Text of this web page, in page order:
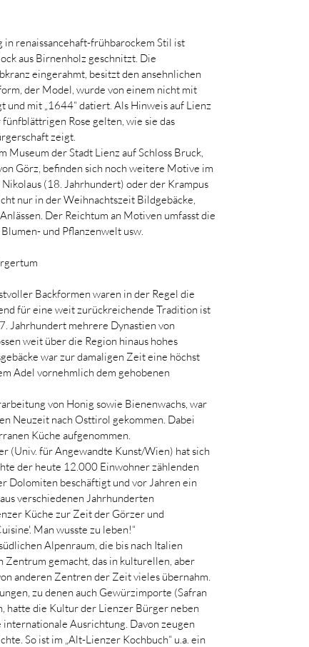
renaissancehaft-frühbarockem Stil ist
aus Birnenholz geschnitzt. Die
eingerahmt, besitzt den ansehnlichen
der Model, wurde von einem nicht mit
mit „1644“ datiert. Als Hinweis auf Lienz
Rose gelten, wie sie das
zeigt.
Museum der Stadt Lienz auf Schloss Bruck,
Görz, befinden sich noch weitere Motive im
(18. Jahrhundert) oder der Krampus
nur in der Weihnachtszeit Bildgebäcke,
Der Reichtum an Motiven umfasst die
und Pflanzenwelt usw.
Backformen waren in der Regel die
für eine weit zurückreichende Tradition ist
Jahrhundert mehrere Dynastien von
weit über die Region hinaus hohes
war zur damaligen Zeit eine höchst
Adel vornehmlich dem gehobenen
von Honig sowie Bienenwachs, war
Neuzeit nach Osttirol gekommen. Dabei
Küche aufgenommen.
(Univ. für Angewandte Kunst/Wien) hat sich
der heute 12.000 Einwohner zählenden
Dolomiten beschäftigt und vor Jahren ein
verschiedenen Jahrhunderten
Küche zur Zeit der Görzer und
Man wusste zu leben!“
Alpenraum, die bis nach Italien
Zentrum gemacht, das in kulturellen, aber
anderen Zentren der Zeit vieles übernahm.
zu denen auch Gewürzimporte (Safran
hatte die Kultur der Lienzer Bürger neben
Ausrichtung. Davon zeugen
So ist im „Alt-Lienzer Kochbuch“ u.a. ein